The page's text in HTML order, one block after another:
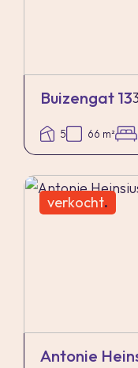
Buizengat 13
5 66 m²
verkocht.
Antonie